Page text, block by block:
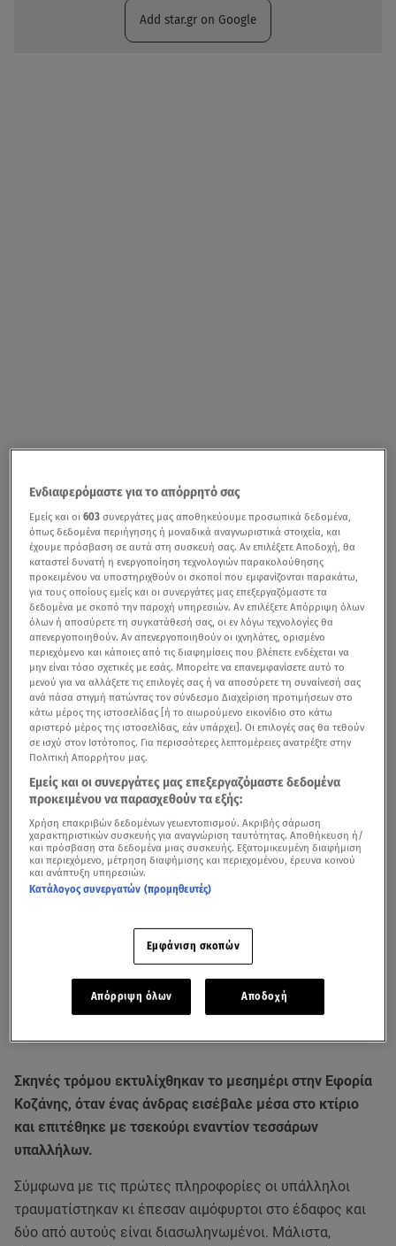
Add star.gr on Google
Σκηνές τρόμου εκτυλίχθηκαν το μεσημέρι στην Εφορία
Κοζάνης, όταν ένας άνδρας εισέβαλε μέσα στο κτίριο
και επιτέθηκε με τσεκούρι εναντίον τεσσάρων
υπαλλήλων.
Σύμφωνα με τις πρώτες πληροφορίες οι υπάλληλοι
τραυματίστηκαν κι έπεσαν αιμόφυρτοι στο έδαφος και
δύο από αυτούς είναι διασωληνωμένοι. Μάλιστα,
Ενδιαφερόμαστε για το απόρρητό σας
Εμείς και οι603 συνεργάτες μας αποθηκεύουμε προσωπικά δεδομένα,
όπως δεδομένα περιήγησης ή μοναδικά αναγνωριστικά στοιχεία, και
έχουμε πρόσβαση σε αυτά στη συσκευή σας. Αν επιλέξετε Αποδοχή, θα
καταστεί δυνατή η ενεργοποίηση τεχνολογιών παρακολούθησης
προκειμένου να υποστηριχθούν οι σκοποί που εμφανίζονται παρακάτω,
για τους οποίους εμείς και οι συνεργάτες μας επεξεργαζόμαστε τα
δεδομένα με σκοπό την παροχή υπηρεσιών. Αν επιλέξετε Απόρριψη όλων
όλων ή αποσύρετε τη συγκατάθεσή σας, οι εν λόγω τεχνολογίες θα
απενεργοποιηθούν. Αν απενεργοποιηθούν οι ιχνηλάτες, ορισμένο
περιεχόμενο και κάποιες από τις διαφημίσεις που βλέπετε ενδέχεται να
μην είναι τόσο σχετικές με εσάς. Μπορείτε να επανεμφανίσετε αυτό το
μενού για να αλλάξετε τις επιλογές σας ή να αποσύρετε τη συναίνεσή σας
ανά πάσα στιγμή πατώντας τον σύνδεσμο Διαχείριση προτιμήσεων στο
κάτω μέρος της ιστοσελίδας [ή το αιωρούμενο εικονίδιο στο κάτω
αριστερό μέρος της ιστοσελίδας, εάν υπάρχει]. Οι επιλογές σας θα τεθούν
σε ισχύ στον Ιστότοπος. Για περισσότερες λεπτομέρειες ανατρέξτε στην
Πολιτική Απορρήτου μας.
Εμείς και οι συνεργάτες μας επεξεργαζόμαστε δεδομένα
προκειμένου να παρασχεθούν τα εξής:
Χρήση επακριβών δεδομένων γεωεντοπισμού. Ακριβής σάρωση
χαρακτηριστικών συσκευής για αναγνώριση ταυτότητας. Αποθήκευση ή/
και πρόσβαση στα δεδομένα μιας συσκευής. Εξατομικευμένη διαφήμιση
και περιεχόμενο, μέτρηση διαφήμισης και περιεχομένου, έρευνα κοινού
και ανάπτυξη υπηρεσιών.
Κατάλογος συνεργατών (προμηθευτές)
Εμφάνιση σκοπών
Απόρριψη όλων Αποδοχή